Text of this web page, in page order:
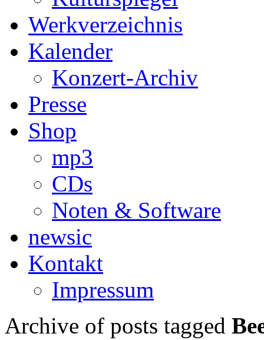
Werkverzeichnis
Kalender
Konzert-Archiv
Presse
Shop
mp3
CDs
Noten & Software
newsic
Kontakt
Impressum
Archive of posts tagged